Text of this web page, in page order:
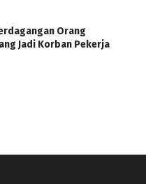
Orang
Jadi Korban Pekerja